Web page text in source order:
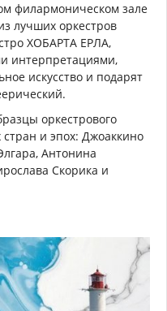
филармоническом зале
лучших оркестров
ХОБАРТА ЕРЛА,
интерпретациями,
искусство и подарят
оркестрового
и эпох: Джоаккино
Антонина
Скорика и